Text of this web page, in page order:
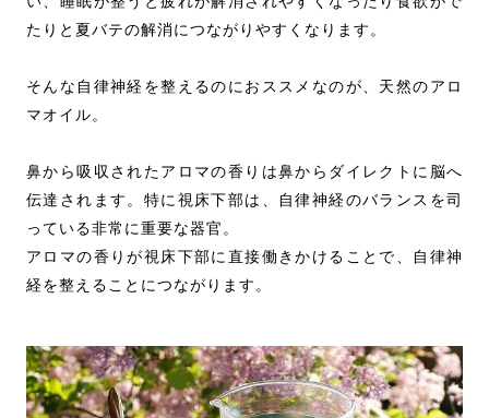
たりと夏バテの解消につながりやすくなります。
そんな自律神経を整えるのにおススメなのが、天然のアロ
マオイル。
鼻から吸収されたアロマの香りは鼻からダイレクトに脳へ
伝達されます。特に視床下部は、自律神経のバランスを司
っている非常に重要な器官。
アロマの香りが視床下部に直接働きかけることで、自律神
経を整えることにつながります。